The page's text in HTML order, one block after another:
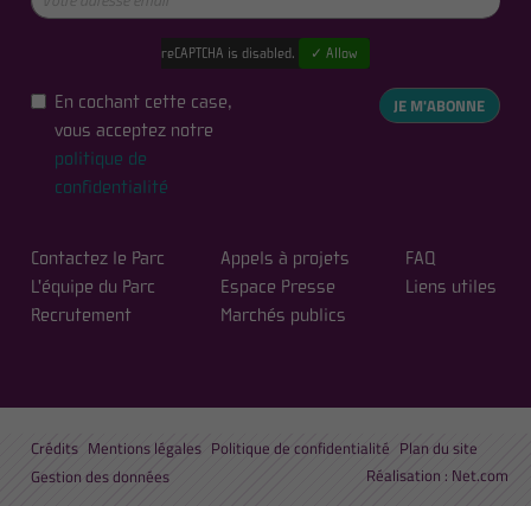
reCAPTCHA is disabled. ✓ Allow
En cochant cette case,
vous acceptez notre
politique de
confidentialité
JE M'ABONNE
Contactez le Parc
L'équipe du Parc
Recrutement
Appels à projets
Espace Presse
Marchés publics
FAQ
Liens utiles
Crédits Mentions légales Politique de confidentialité Plan du site
Réalisation : Net.com
Gestion des données